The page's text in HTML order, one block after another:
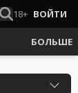
18+ ВОЙТИ
БОЛЬШЕ